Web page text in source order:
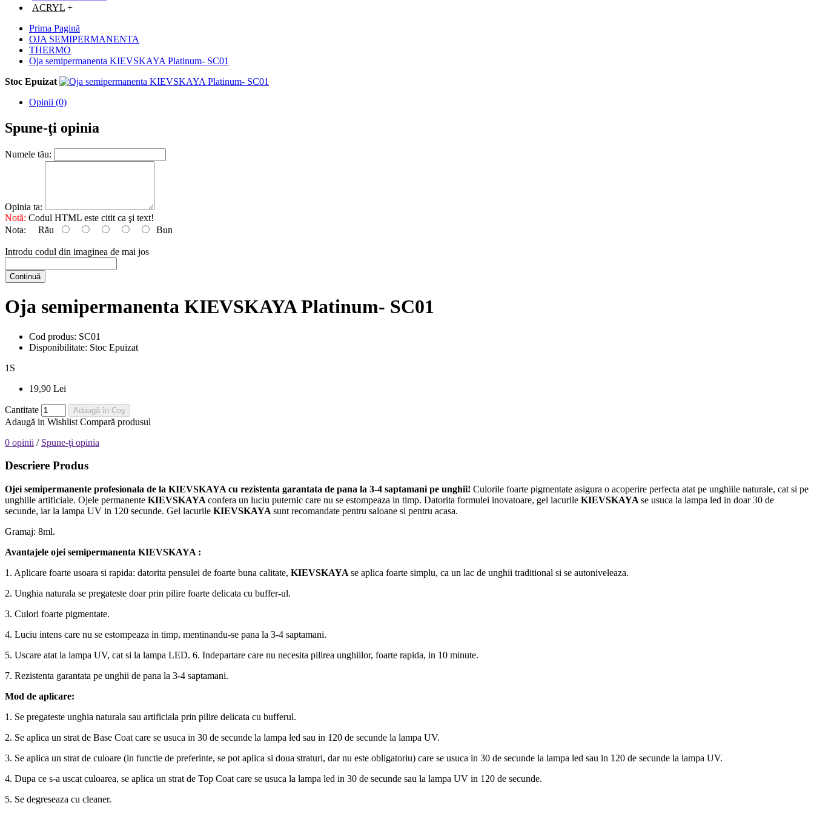
ACRYL +
Prima Pagină
OJA SEMIPERMANENTA
THERMO
Oja semipermanenta KIEVSKAYA Platinum- SC01
Stoc Epuizat
Opinii (0)
Spune-ţi opinia
Numele tău:
Opinia ta:
Notă: Codul HTML este citit ca şi text!
Nota: Rău Bun
Introdu codul din imaginea de mai jos
Continuă
Oja semipermanenta KIEVSKAYA Platinum- SC01
Cod produs: SC01
Disponibilitate: Stoc Epuizat
1 S
19,90 Lei
Cantitate Adaugă în Coş
Adaugă in Wishlist Compară produsul
0 opinii / Spune-ţi opinia
Descriere Produs
Ojei semipermanente profesionala de la KIEVSKAYA cu rezistenta garantata de pana la 3-4 saptamani pe unghii! Culorile foarte pigmentate asigura o acoperire perfecta atat pe unghiile naturale, cat si pe
unghiile artificiale. Ojele permanente KIEVSKAYA confera un luciu puternic care nu se estompeaza in timp. Datorita formulei inovatoare, gel lacurile KIEVSKAYA se usuca la lampa led in doar 30 de
secunde, iar la lampa UV in 120 secunde. Gel lacurile KIEVSKAYA sunt recomandate pentru saloane si pentru acasa.
Gramaj: 8ml.
Avantajele ojei semipermanenta KIEVSKAYA :
1. Aplicare foarte usoara si rapida: datorita pensulei de foarte buna calitate, KIEVSKAYA se aplica foarte simplu, ca un lac de unghii traditional si se autoniveleaza.
2. Unghia naturala se pregateste doar prin pilire foarte delicata cu buffer-ul.
3. Culori foarte pigmentate.
4. Luciu intens care nu se estompeaza in timp, mentinandu-se pana la 3-4 saptamani.
5. Uscare atat la lampa UV, cat si la lampa LED. 6. Indepartare care nu necesita pilirea unghiilor, foarte rapida, in 10 minute.
7. Rezistenta garantata pe unghii de pana la 3-4 saptamani.
Mod de aplicare:
1. Se pregateste unghia naturala sau artificiala prin pilire delicata cu bufferul.
2. Se aplica un strat de Base Coat care se usuca in 30 de secunde la lampa led sau in 120 de secunde la lampa UV.
3. Se aplica un strat de culoare (in functie de preferinte, se pot aplica si doua straturi, dar nu este obligatoriu) care se usuca in 30 de secunde la lampa led sau in 120 de secunde la lampa UV.
4. Dupa ce s-a uscat culoarea, se aplica un strat de Top Coat care se usuca la lampa led in 30 de secunde sau la lampa UV in 120 de secunde.
5. Se degreseaza cu cleaner.